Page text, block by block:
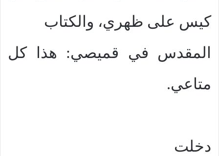
كيس على ظهري، والكتاب
المقدس في قميصي: هذا كل
متاعي.
دخلت